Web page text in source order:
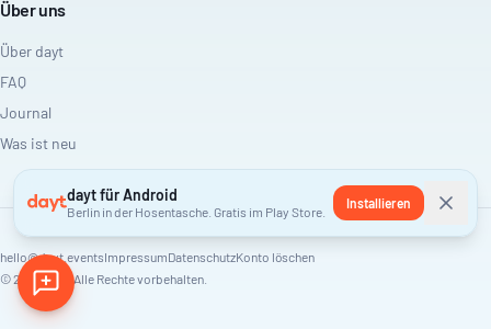
Über uns
Über dayt
FAQ
Journal
Was ist neu
hello@dayt.eventsImpressumDatenschutzKonto löschen
©2026 dayt. Alle Rechte vorbehalten.
dayt für Android
Berlin in der Hosentasche. Gratis im Play Store.
Installieren